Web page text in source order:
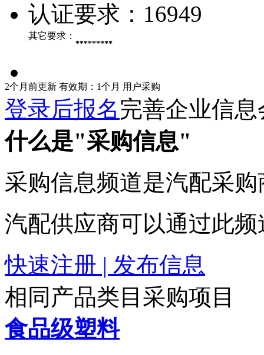
认证要求： 16949
其它要求：
*********
2个月前更新 有效期：1个月 用户采购
登录后报名完善企业信
什么是"采购信息"
采购信息频道是汽配采
汽配供应商可以通过此
快速注册 | 发布信息
相同产品类目采购项目
食品级塑料